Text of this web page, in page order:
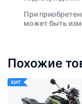
При
может быть
Похожие
ХИТ